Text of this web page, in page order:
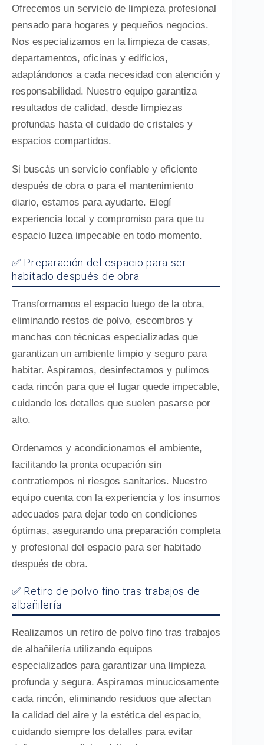
Ofrecemos un servicio de limpieza profesional
pensado para hogares y pequeños negocios.
Nos especializamos en la limpieza de casas,
departamentos, oficinas y edificios,
adaptándonos a cada necesidad con atención y
responsabilidad. Nuestro equipo garantiza
resultados de calidad, desde limpiezas
profundas hasta el cuidado de cristales y
espacios compartidos.
Si buscás un servicio confiable y eficiente
después de obra o para el mantenimiento
diario, estamos para ayudarte. Elegí
experiencia local y compromiso para que tu
espacio luzca impecable en todo momento.
✅ Preparación del espacio para ser
habitado después de obra
Transformamos el espacio luego de la obra,
eliminando restos de polvo, escombros y
manchas con técnicas especializadas que
garantizan un ambiente limpio y seguro para
habitar. Aspiramos, desinfectamos y pulimos
cada rincón para que el lugar quede impecable,
cuidando los detalles que suelen pasarse por
alto.
Ordenamos y acondicionamos el ambiente,
facilitando la pronta ocupación sin
contratiempos ni riesgos sanitarios. Nuestro
equipo cuenta con la experiencia y los insumos
adecuados para dejar todo en condiciones
óptimas, asegurando una preparación completa
y profesional del espacio para ser habitado
después de obra.
✅ Retiro de polvo fino tras trabajos de
albañilería
Realizamos un retiro de polvo fino tras trabajos
de albañilería utilizando equipos
especializados para garantizar una limpieza
profunda y segura. Aspiramos minuciosamente
cada rincón, eliminando residuos que afectan
la calidad del aire y la estética del espacio,
cuidando siempre los detalles para evitar